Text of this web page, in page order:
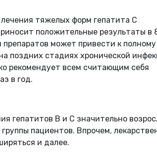
тяжелых форм гепатита С
положительные результаты в
может привести к полному
поздних стадиях хронической
рекомендует всем считающим себя
в год.
гепатитов B и C значительно
пациентов. Впрочем,
и далее.